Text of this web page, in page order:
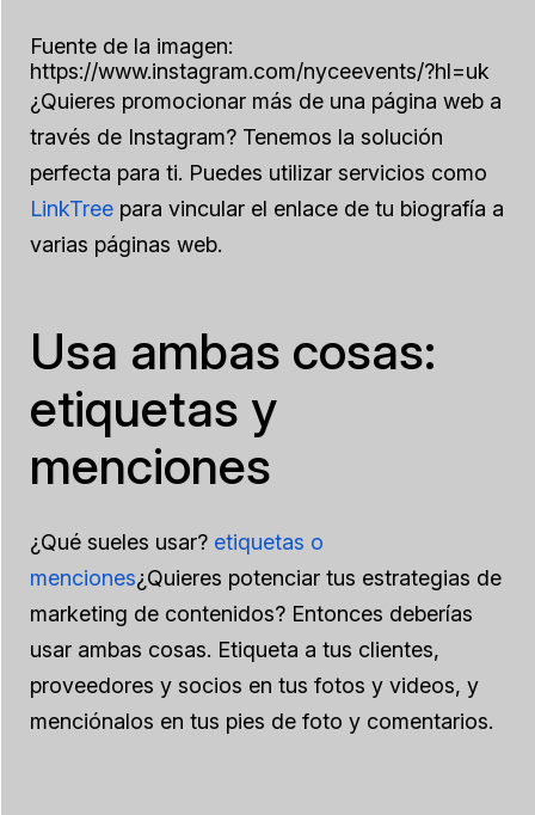
Fuente de la imagen:
https://www.instagram.com/nyceevents/?hl=uk
¿Quieres promocionar más de una página web a
través de Instagram? Tenemos la solución
perfecta para ti. Puedes utilizar servicios como
LinkTree para vincular el enlace de tu biografía a
varias páginas web.
Usa ambas cosas:
etiquetas y
menciones
¿Qué sueles usar? etiquetas o
menciones¿Quieres potenciar tus estrategias de
marketing de contenidos? Entonces deberías
usar ambas cosas. Etiqueta a tus clientes,
proveedores y socios en tus fotos y videos, y
menciónalos en tus pies de foto y comentarios.